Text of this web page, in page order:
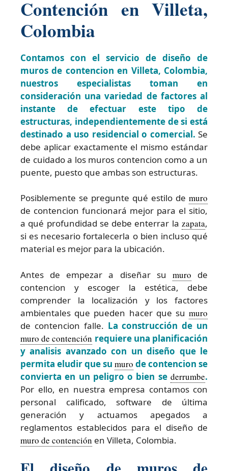
Contención en Villeta,
Colombia
Contamos con el servicio de diseño de
muros de contencion en Villeta, Colombia,
nuestros especialistas toman en
consideración una variedad de factores al
instante de efectuar este tipo de
estructuras, independientemente de si está
destinado a uso residencial o comercial. Se
debe aplicar exactamente el mismo estándar
de cuidado a los muros contencion como a un
puente, puesto que ambas son estructuras.
Posiblemente se pregunte qué estilo de muro
de contencion funcionará mejor para el sitio,
a qué profundidad se debe enterrar la zapata,
si es necesario fortalecerla o bien incluso qué
material es mejor para la ubicación.
Antes de empezar a diseñar su muro de
contencion y escoger la estética, debe
comprender la localización y los factores
ambientales que pueden hacer que su muro
de contencion falle. La construcción de un
muro de contención requiere una planificación
y analisis avanzado con un diseño que le
permita eludir que su muro de contencion se
convierta en un peligro o bien se derrumbe.
Por ello, en nuestra empresa contamos con
personal calificado, software de última
generación y actuamos apegados a
reglamentos establecidos para el diseño de
muro de contención en Villeta, Colombia.